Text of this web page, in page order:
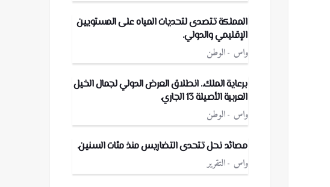
المملكة تتصدى لتحديات المياه على المستويين
الإقليمي والدولي.
واس الوطن
برعاية الملك.. انطلاق العرض الدولي لجمال الخيل
العربية الأصيلة 13 الجاري.
واس الوطن
مصائد نحل تتحدى التضاريس منذ مئات السنين.
واس التقرير